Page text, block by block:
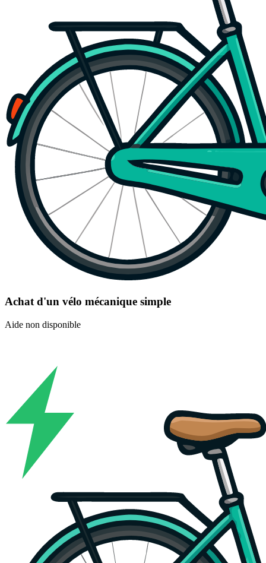
Achat d'un vélo mécanique simple
Aide non disponible